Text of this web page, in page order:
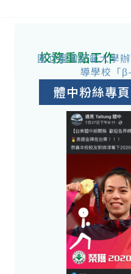
國立臺灣師範大學
導學校「
校務重點工作
體中粉絲專頁